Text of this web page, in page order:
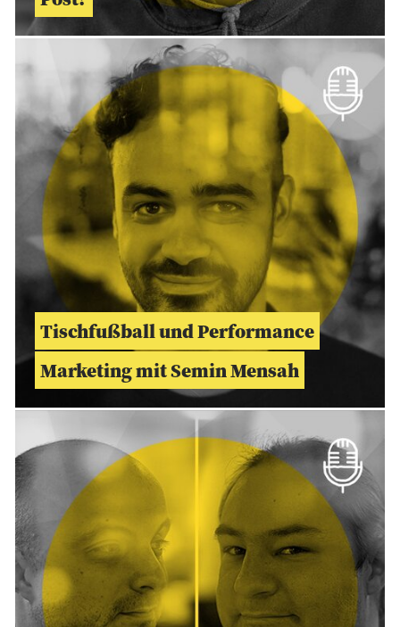
Tischfußball und Performance
Marketing mit Semin Mensah